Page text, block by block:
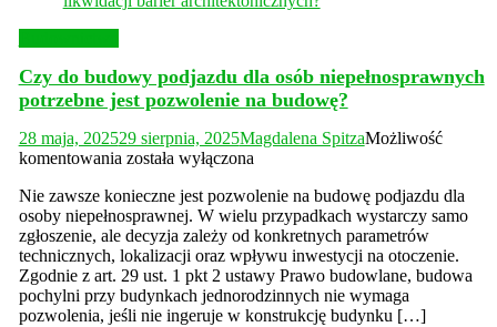
Czy do budowy podjazdu dla osób niepełnosprawnych
potrzebne jest pozwolenie na budowę?
28 maja, 202529 sierpnia, 2025Magdalena SpitzaMożliwość
komentowania Czy
budowy
podjazdu
dla
osób
niepełnosprawnych
potrzebne
jest
została wyłączona
Nie zawsze konieczne jest pozwolenie na budowę podjazdu dla
osoby niepełnosprawnej. W wielu przypadkach wystarczy samo
zgłoszenie, ale decyzja zależy od konkretnych parametrów
technicznych, lokalizacji oraz wpływu inwestycji na otoczenie.
Zgodnie z art. 29 ust. 1 pkt 2 ustawy Prawo budowlane, budowa
pochylni przy budynkach jednorodzinnych nie wymaga
pozwolenia, jeśli nie ingeruje w konstrukcję budynku […]